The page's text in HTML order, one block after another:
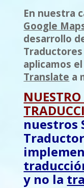
En nuestra
Google
desarrollo
aplicamos
Translate a
nuestros
y no la